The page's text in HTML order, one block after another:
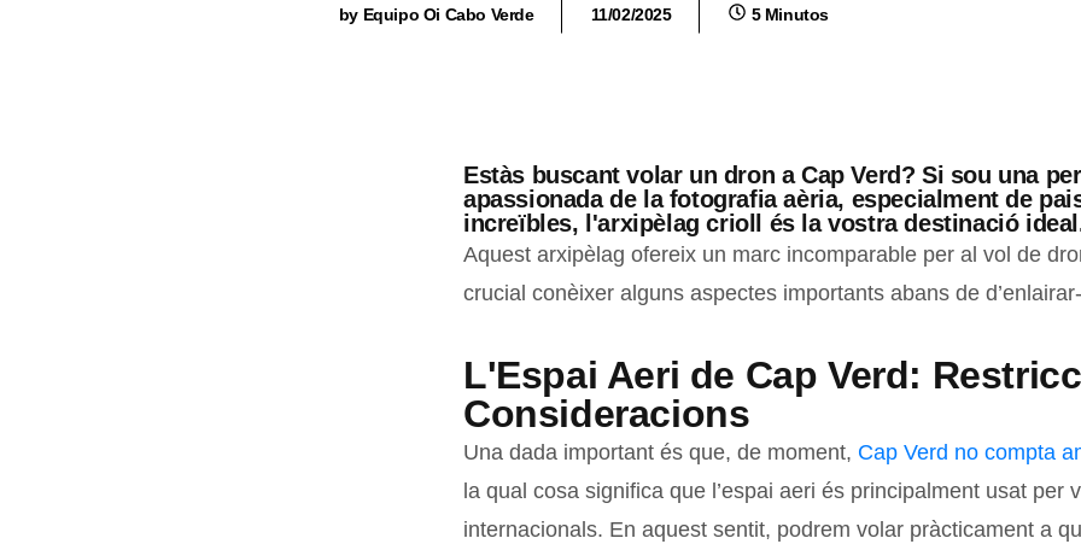
byEquipo Oi Cabo Verde 11/02/2025 5 Minutos
Estàs buscant volar un dron a Cap Verd? Si sou una
apassionada de la fotografia aèria, especialment de
increïbles, l'arxipèlag crioll és la vostra destinació
Aquest arxipèlag ofereix un marc incomparable per al vol de
crucial conèixer alguns aspectes importants abans de
L'Espai Aeri de Cap Verd:
Consideracions
Una dada important és que, de moment, Cap Verd no compta
la qual cosa significa que l’espai aeri és principalment usat per
internacionals. En aquest sentit, podrem volar pràcticament a